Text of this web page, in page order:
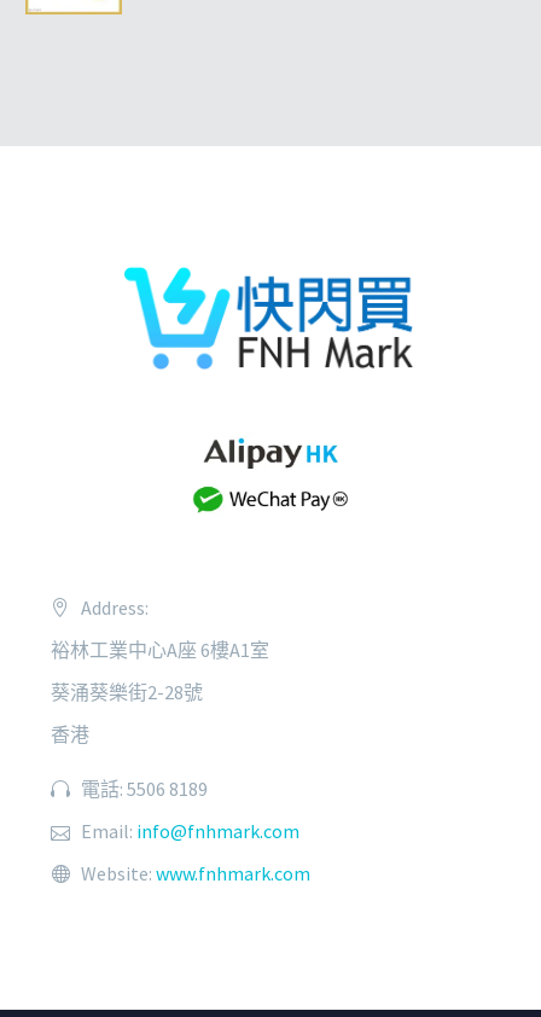
Address:
裕林工業中心A座 6樓A1室
葵涌葵樂街2-28號
香港
電話: 5506 8189
Email: info@fnhmark.com
Website: www.fnhmark.com